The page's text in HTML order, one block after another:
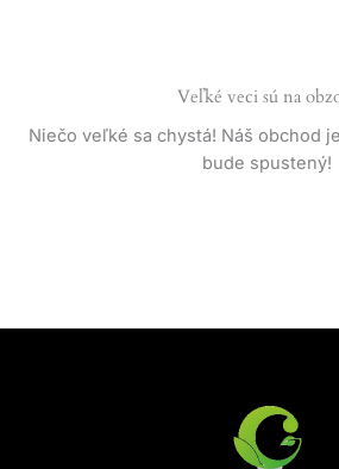
Veľké veci sú na
Niečo veľké sa chystá! Náš obchod
bude spustený!